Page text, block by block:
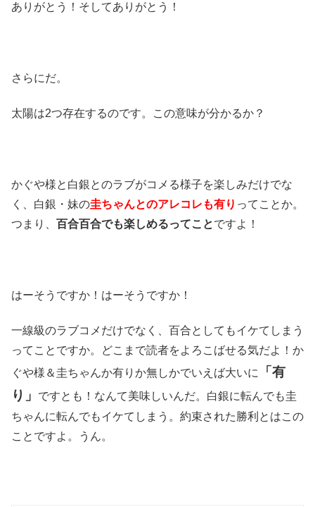
ありがとう！そしてありがとう！
さらにだ。
太陽は2つ存在するのです。この意味が分かるか？
かぐや様と白銀とのラブがコメる様子を楽しみだけでな
く、白銀・妹の圭ちゃんとのアレコレも有り ってことか。
つまり、 百合百合でも楽しめるってことですよ！
はーそうですか！はーそうですか！
一線級のラブコメだけでなく、百合としてもイケてしまう
ってことですか。どこまで読者をよろこばせる気だよ！か
ぐや様＆圭ちゃんか有りか無しかでいえば大いに
「有
り」
ですとも！なんて美味しいんだ。白銀に転んでも圭
ちゃんに転んでもイケてしまう。約束された勝利とはこの
ことですよ。うん。